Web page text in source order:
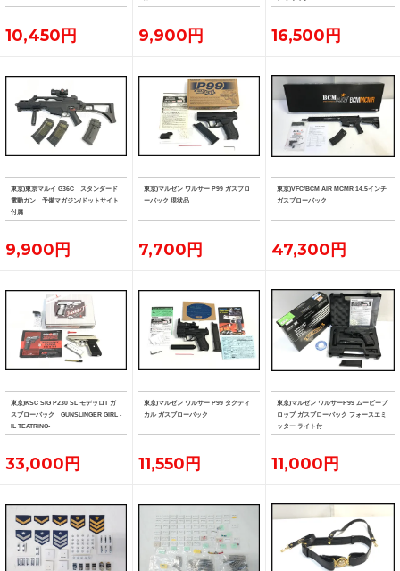
10,450円 9,900円 16,500円
東京)東京マルイ G36C スタンダード
電動ガン 予備マガジン/ドットサイト
付属
9,900円
東京)マルゼン ワルサー P99 ガスブロ
ーバック 現状品
7,700円
東京)VFC/BCM AIR MCMR 14.5インチ
ガスブローバック
47,300円
東京)KSC SIG P230 SL モデッロT ガ
スブローバック GUNSLINGER GIRL -
IL TEATRINO-
33,000円
東京)マルゼン ワルサー P99 タクティ
カル ガスブローバック
11,550円
東京)マルゼン ワルサーP99 ムービープ
ロップ ガスブローバック フォースエミ
ッター ライト付
11,000円